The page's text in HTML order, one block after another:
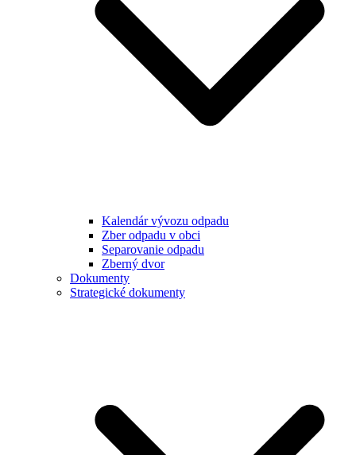
Kalendár vývozu odpadu
Zber odpadu v obci
Separovanie odpadu
Zberný dvor
Dokumenty
Strategické dokumenty